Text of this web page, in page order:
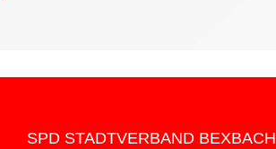
SPD STADTVERBAND BEXBACH